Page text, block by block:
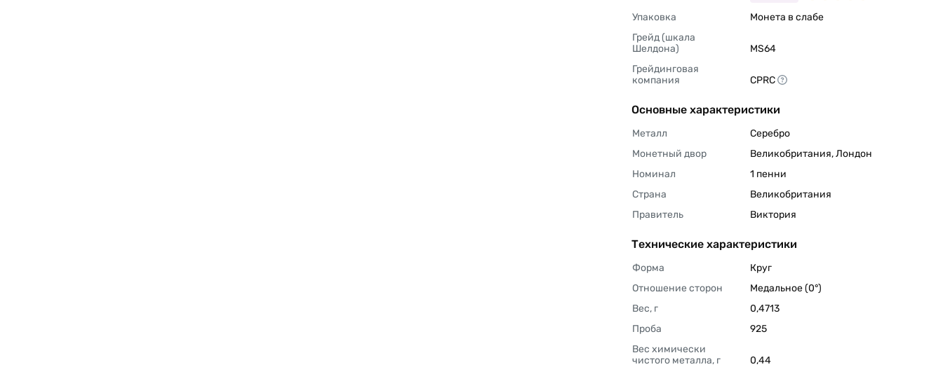
Упаковка
Монета в слабе
Грейд (шкала
Шелдона)
MS64
Грейдинговая
компания
CPRC
Основные характеристики
Металл
Серебро
Монетный двор
Великобритания, Лондон
Номинал
1 пенни
Страна
Великобритания
Правитель
Виктория
Технические характеристики
Форма
Круг
Отношение сторон
Медальное (0°)
Вес, г
0,4713
Проба
925
Вес химически
чистого металла, г
0,44